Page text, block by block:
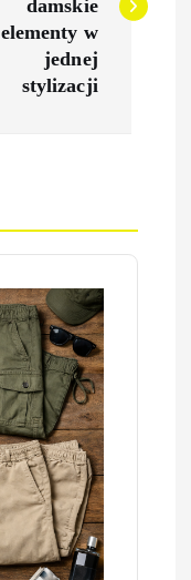
damskie
elementy w
jednej
stylizacji